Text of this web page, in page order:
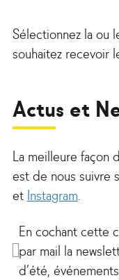
Sélectionnez la ou
souhaitez recevoir
Actus et
La meilleure façon
est de nous suivre
et Instagram.
En cochant cette
par mail la
d’été,